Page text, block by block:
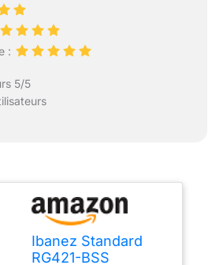
:
5/5
Ibanez Standard
RG421-BSS